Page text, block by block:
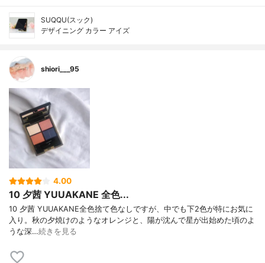
SUQQU(スック)
デザイニング カラー アイズ
shiori___95
4.00
10 夕茜 YUUAKANE 全色...
10 夕茜 YUUAKANE全色捨て色なしですが、中でも下2色が特にお気に
入り。秋の夕焼けのようなオレンジと、陽が沈んで星が出始めた頃のよ
うな深…続きを見る